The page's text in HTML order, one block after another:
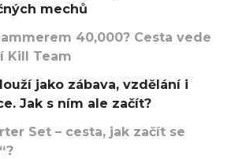
mechů
40,000? Cesta vede
Kill Team
jako zábava, vzdělání i
Jak s ním ale začít?
Set – cesta, jak začít se